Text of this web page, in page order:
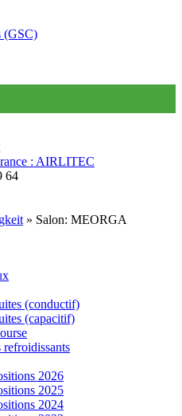
(GSC)
: AIRLITEC
64
» Salon: MEORGA
(conductif)
(capacitif)
2026
2025
2024